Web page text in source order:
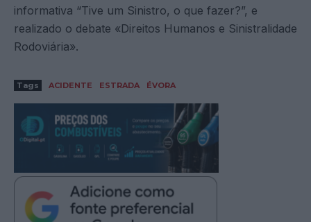
informativa “Tive um Sinistro, o que fazer?”, e
realizado o debate «Direitos Humanos e Sinistralidade
Rodoviária».
Tags ACIDENTE ESTRADA ÉVORA